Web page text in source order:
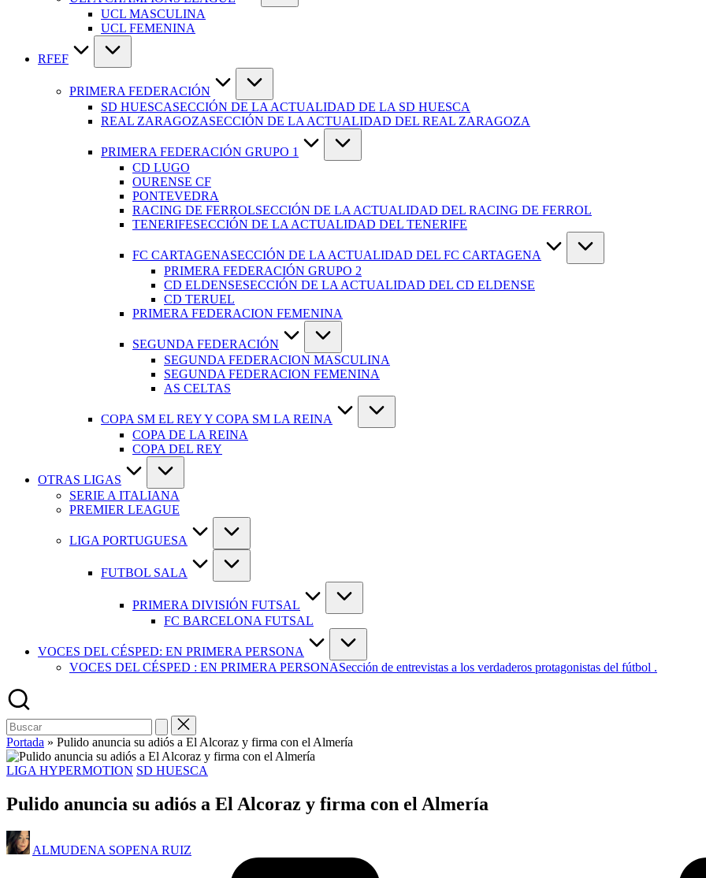
UCL MASCULINA
UCL FEMENINA
RFEF
PRIMERA FEDERACIÓN
SD HUESCASECCIÓN DE LA ACTUALIDAD DE LA SD HUESCA
REAL ZARAGOZASECCIÓN DE LA ACTUALIDAD DEL REAL ZARAGOZA
PRIMERA FEDERACIÓN GRUPO 1
CD LUGO
OURENSE CF
PONTEVEDRA
RACING DE FERROLSECCIÓN DE LA ACTUALIDAD DEL RACING DE FERROL
TENERIFESECCIÓN DE LA ACTUALIDAD DEL TENERIFE
FC CARTAGENASECCIÓN DE LA ACTUALIDAD DEL FC CARTAGENA
PRIMERA FEDERACIÓN GRUPO 2
CD ELDENSESECCIÓN DE LA ACTUALIDAD DEL CD ELDENSE
CD TERUEL
PRIMERA FEDERACION FEMENINA
SEGUNDA FEDERACIÓN
SEGUNDA FEDERACION MASCULINA
SEGUNDA FEDERACION FEMENINA
AS CELTAS
COPA SM EL REY Y COPA SM LA REINA
COPA DE LA REINA
COPA DEL REY
OTRAS LIGAS
SERIE A ITALIANA
PREMIER LEAGUE
LIGA PORTUGUESA
FUTBOL SALA
PRIMERA DIVISIÓN FUTSAL
FC BARCELONA FUTSAL
VOCES DEL CÉSPED: EN PRIMERA PERSONA
VOCES DEL CÉSPED : EN PRIMERA PERSONASección de entrevistas a los verdaderos protagonistas del fútbol .
Portada » Pulido anuncia su adiós a El Alcoraz y firma con el Almería
LIGA HYPERMOTION SD HUESCA
Pulido anuncia su adiós a El Alcoraz y firma con el Almería
ALMUDENA SOPENA RUIZ